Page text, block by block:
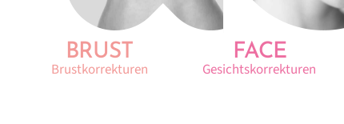
BRUST
Brustkorrekturen
FACE
Gesichtskorrekturen